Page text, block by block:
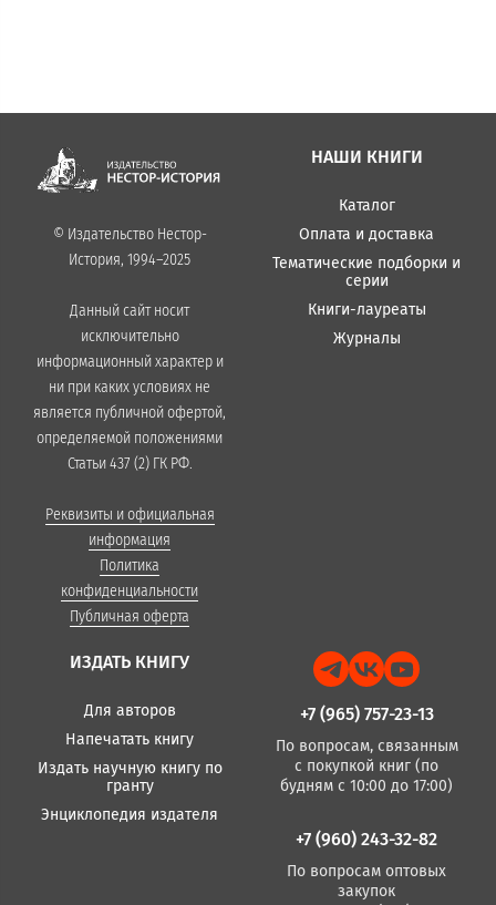
© Издательство Нестор-
История, 1994–2025
Данный сайт носит
исключительно
информационный характер и
ни при каких условиях не
является публичной офертой,
определяемой положениями
Статьи 437 (2) ГК РФ.
Реквизиты и официальная
информация
Политика
конфиденциальности
Публичная оферта
НАШИ КНИГИ
Каталог
Оплата и доставка
Тематические подборки и
серии
Книги-лауреаты
Журналы
ИЗДАТЬ КНИГУ
Для авторов
Напечатать книгу
Издать научную книгу по
гранту
Энциклопедия издателя
+7 (965) 757-23-13
По вопросам, связанным
с покупкой книг (по
будням с 10:00 до 17:00)
+7 (960) 243-32-82
По вопросам оптовых
закупок